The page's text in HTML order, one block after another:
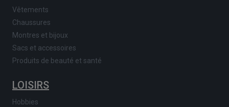
Vêtements
Chaussures
Montres et bijoux
Sacs et accessoires
Produits de beauté et santé
LOISIRS
Hobbies